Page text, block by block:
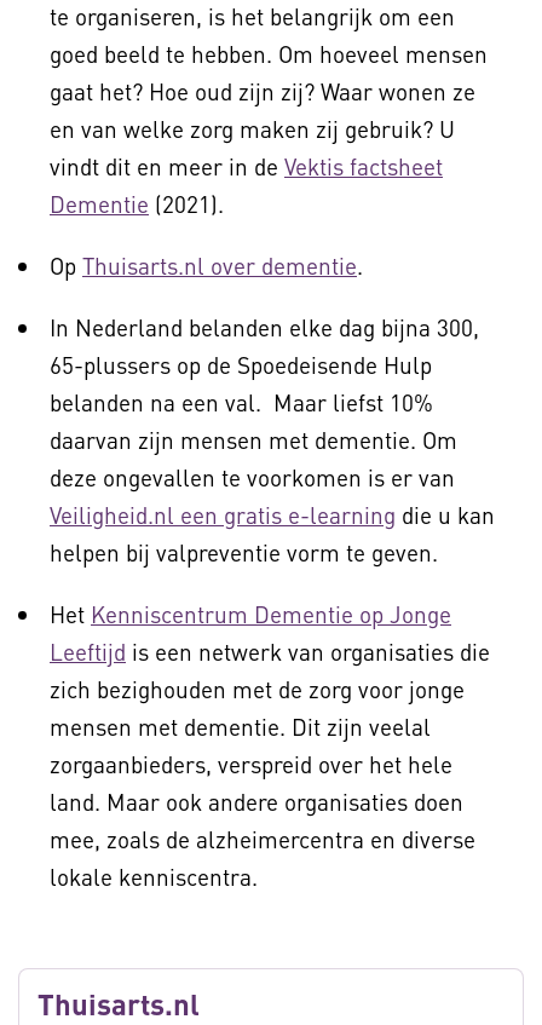
te organiseren, is het belangrijk om een
goed beeld te hebben. Om hoeveel mensen
gaat het? Hoe oud zijn zij? Waar wonen ze
en van welke zorg maken zij gebruik? U
vindt dit en meer in de Vektis factsheet
Dementie (2021).
Op Thuisarts.nl over dementie.
In Nederland belanden elke dag bijna 300,
65-plussers op de Spoedeisende Hulp
belanden na een val. Maar liefst 10%
daarvan zijn mensen met dementie. Om
deze ongevallen te voorkomen is er van
Veiligheid.nl een gratis e-learning die u kan
helpen bij valpreventie vorm te geven.
Het Kenniscentrum Dementie op Jonge
Leeftijd is een netwerk van organisaties die
zich bezighouden met de zorg voor jonge
mensen met dementie. Dit zijn veelal
zorgaanbieders, verspreid over het hele
land. Maar ook andere organisaties doen
mee, zoals de alzheimercentra en diverse
lokale kenniscentra.
Thuisarts.nl